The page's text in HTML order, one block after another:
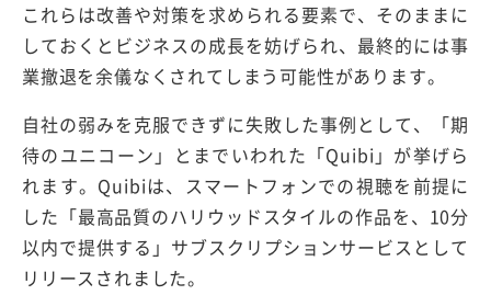
これらは改善や対策を求められる要素で、そのままに
しておくとビジネスの成長を妨げられ、最終的には事
業撤退を余儀なくされてしまう可能性があります。
自社の弱みを克服できずに失敗した事例として、「期
待のユニコーン」とまでいわれた「Quibi」が挙げら
れます。Quibiは、スマートフォンでの視聴を前提に
した「最高品質のハリウッドスタイルの作品を、10分
以内で提供する」サブスクリプションサービスとして
リリースされました。